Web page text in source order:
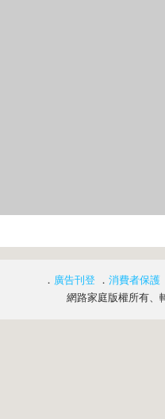
． 廣告刊登 ． 消費者保護
網路家庭版權所有、